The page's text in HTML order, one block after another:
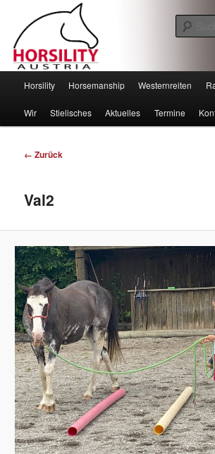
Horsility –
Zum
Inhalt
Zum
sekundären
Horsility Horsemanship Westernreiten
Wir Stielisches Aktuelles Termine
Bilder-
← Zurück
Val2